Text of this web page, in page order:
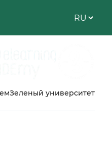
Зеленый университет